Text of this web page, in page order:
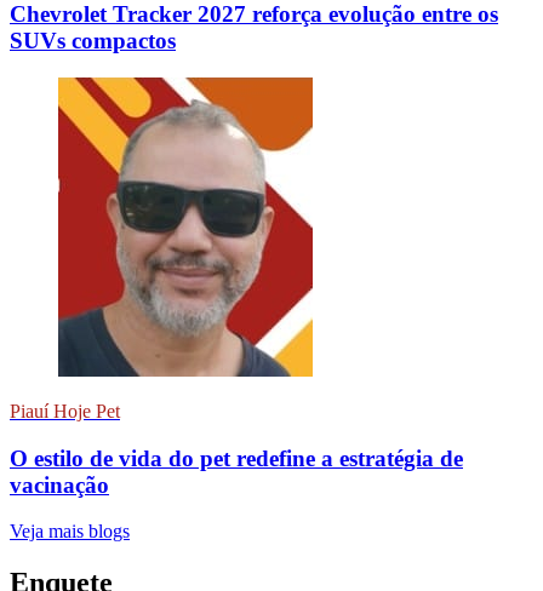
Chevrolet Tracker 2027 reforça evolução entre os
SUVs compactos
Piauí Hoje Pet
O estilo de vida do pet redefine a estratégia de
vacinação
Veja mais blogs
Enquete